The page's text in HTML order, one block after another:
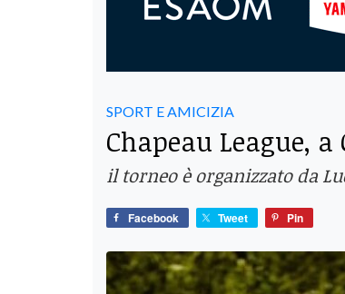
SPORT E AMICIZIA
Chapeau League,
il torneo è organizzato da
Facebook Tweet Pin